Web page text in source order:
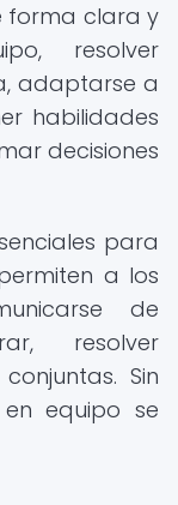
forma clara y
resolver
adaptarse a
habilidades
decisiones
para
a los
de
resolver
Sin
equipo se